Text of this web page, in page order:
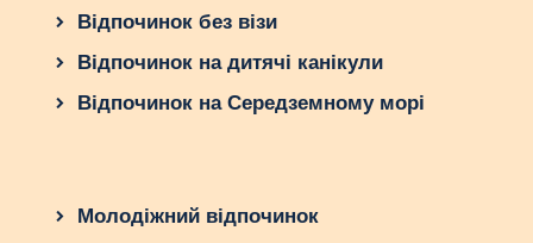
Відпочинок без візи
Відпочинок на дитячі канікули
Відпочинок на Середземному морі
Молодіжний відпочинок